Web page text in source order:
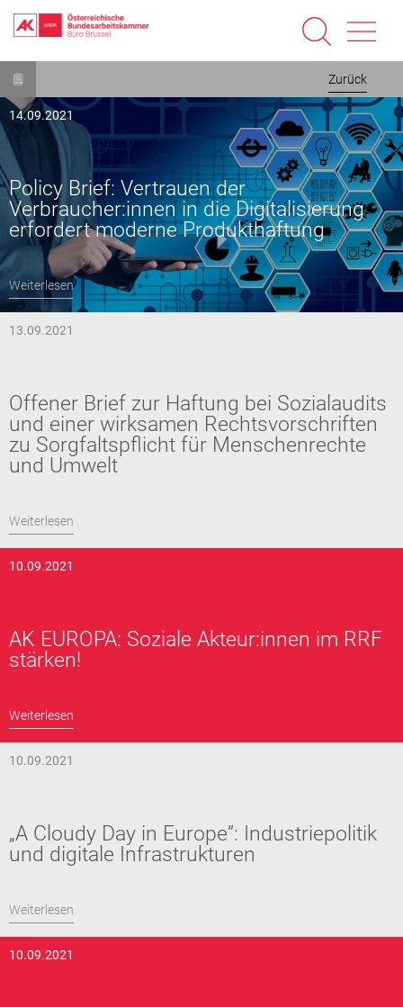
Direkt
zum
Inhalt
Zurück
14.09.2021
Policy Brief: Vertrauen der
Verbraucher:innen in die Digitalisierung
erfordert moderne Produkthaftung
Weiterlesen
13.09.2021
Offener Brief zur Haftung bei Sozialaudits
und einer wirksamen Rechtsvorschriften
zu Sorgfaltspflicht für Menschenrechte
und Umwelt
Weiterlesen
10.09.2021
AK EUROPA: Soziale Akteur:innen im RRF
stärken!
Weiterlesen
10.09.2021
„A Cloudy Day in Europe”: Industriepolitik
und digitale Infrastrukturen
Weiterlesen
10.09.2021